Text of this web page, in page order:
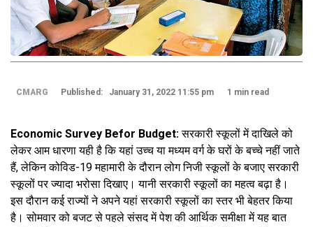
CMARG Published: January 31, 2022 11:55 pm 1 min read
Economic Survey Befor Budget:सरकारी स्कूलों में दाखिले को
लेकर आम धारणा यही है कि यहां उच्च या मध्यम वर्ग के घरों के बच्चे नहीं जाते
हैं, लेकिन कोविड-19 महामारी के दौरान लोग निजी स्कूलों के बजाए सरकारी
स्कूलों पर ज्यादा भरोसा दिखाए। यानी सरकारी स्कूलों का महत्व बढ़ा है।
इस दौरान कई राज्यों ने अपने यहां सरकारी स्कूलों का स्तर भी बेहतर किया
है। सोमवार को बजट से पहले संसद में पेश की आर्थिक समीक्षा में यह बात